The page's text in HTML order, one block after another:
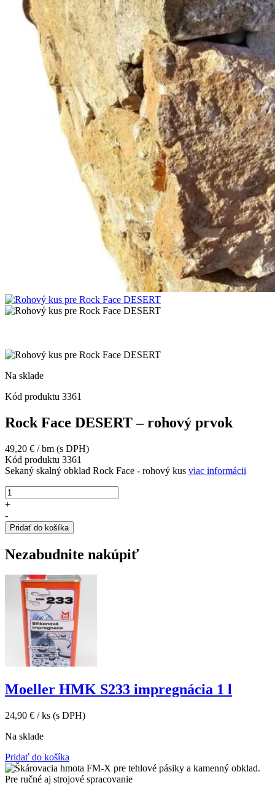
Na sklade
Kód produktu 3361
Rock Face DESERT – rohový prvok
49,20 € / bm (s DPH)
Kód produktu 3361
Sekaný skalný obklad Rock Face - rohový kus viac informácii
množstvo
Rock
DESERT
-
prvok
+
-
Pridať do košíka
Nezabudnite nakúpiť
Moeller HMK S233 impregnácia 1 l
24,90 € / ks (s DPH)
Na sklade
Pridať do košíka